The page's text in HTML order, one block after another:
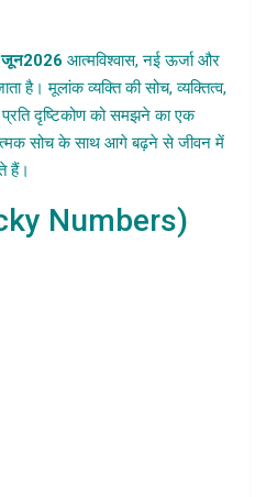
जून2026 आत्मविश्वास, नई ऊर्जा और
है। मूलांक व्यक्ति की सोच, व्यक्तित्व,
प्रति दृष्टिकोण को समझने का एक
सोच के साथ आगे बढ़ने से जीवन में
हैं।
Numbers)